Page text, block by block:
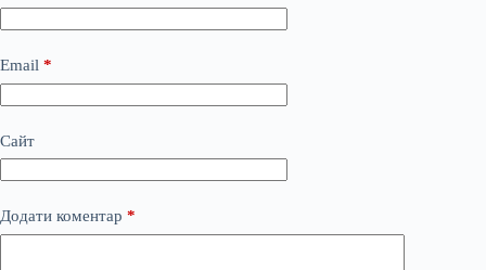
Email *
Сайт
Додати коментар *